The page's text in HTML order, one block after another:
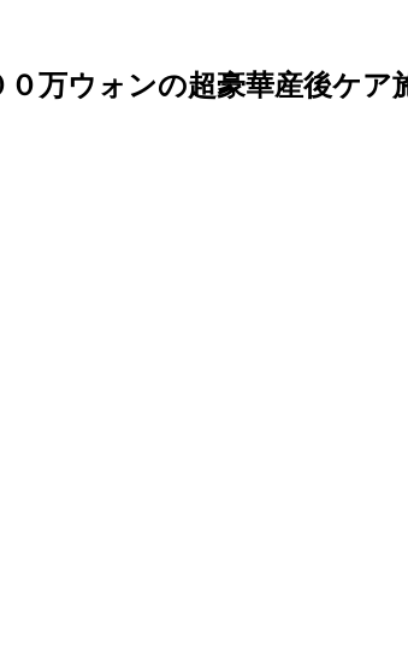
万ウォンの超豪華産後ケア